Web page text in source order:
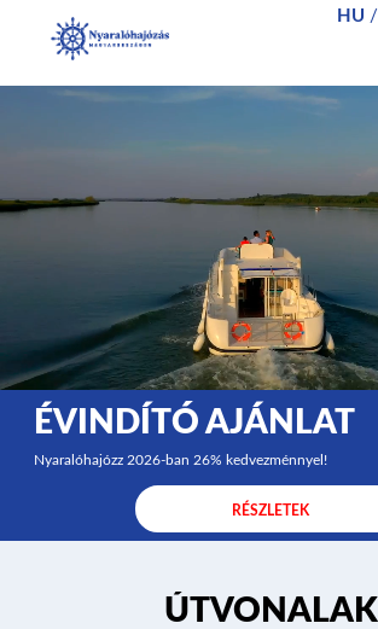
HU
ÉVINDÍTÓ AJÁNLAT
Nyaralóhajózz 2026-ban 26% kedvezménnyel!
RÉSZLETEK
ÚTVONALAK